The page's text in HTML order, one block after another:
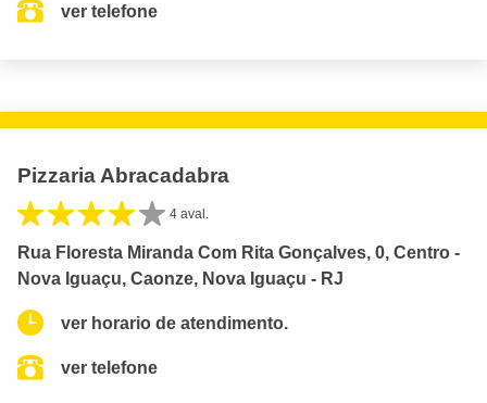
ver telefone
Pizzaria Abracadabra
4 aval.
Rua Floresta Miranda Com Rita Gonçalves, 0, Centro -
Nova Iguaçu, Caonze, Nova Iguaçu - RJ
ver horario de atendimento.
ver telefone